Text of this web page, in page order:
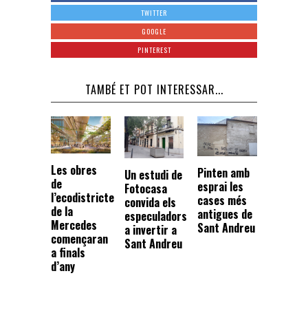
TWITTER
GOOGLE
PINTEREST
TAMBÉ ET POT INTERESSAR...
Les obres
de
l’ecodistricte
de la
Mercedes
començaran
a finals
d’any
Un estudi de
Fotocasa
convida els
especuladors
a invertir a
Sant Andreu
Pinten amb
esprai les
cases més
antigues de
Sant Andreu